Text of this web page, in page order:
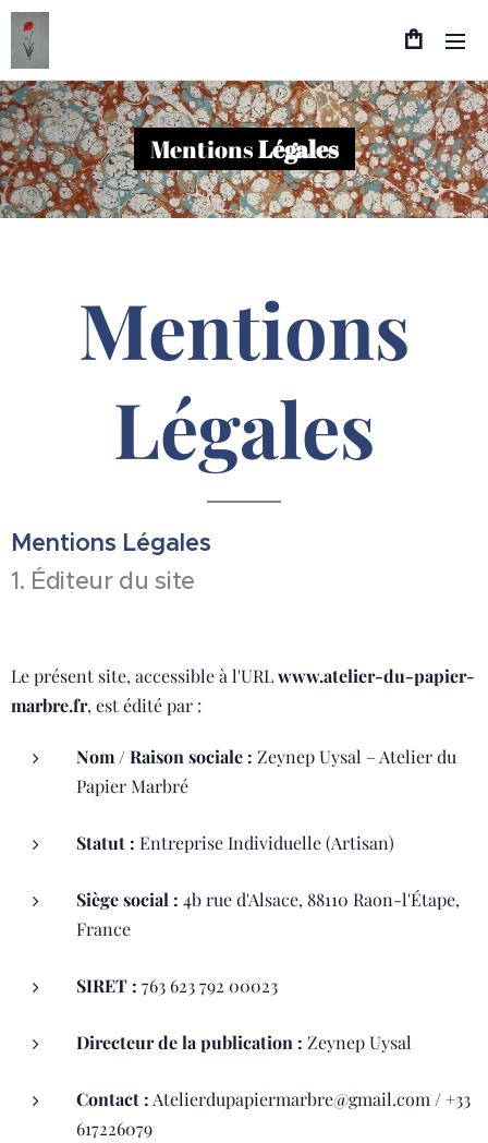
MentionsLégales
Mentions
Légales
Mentions Légales
1. Éditeur du site
Le présent site, accessible à l'URLwww.atelier-du-papier-
marbre.fr, est édité par :
Nom / Raison sociale : Zeynep Uysal – Atelier du
Papier Marbré
Statut : Entreprise Individuelle (Artisan)
Siège social : 4b rue d'Alsace, 88110 Raon-l'Étape,
France
SIRET : 763 623 792 00023
Directeur de la publication : Zeynep Uysal
Contact : Atelierdupapiermarbre@gmail.com / +33
617226079